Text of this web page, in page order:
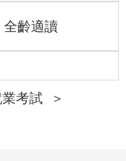
全齡適讀
考試
＞